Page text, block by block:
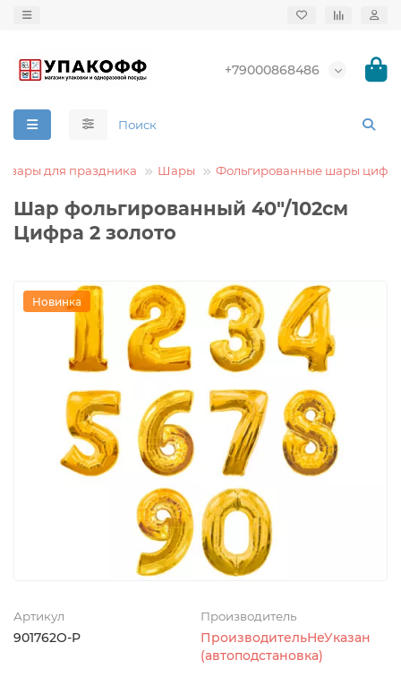
+79000868486
для праздника Шары Фольгированные шары
Шар фольгированный 40"/102см
Цифра 2 золото
Новинка
Артикул
901762O-P
Производитель
ПроизводительНеУказан
(автоподстановка)